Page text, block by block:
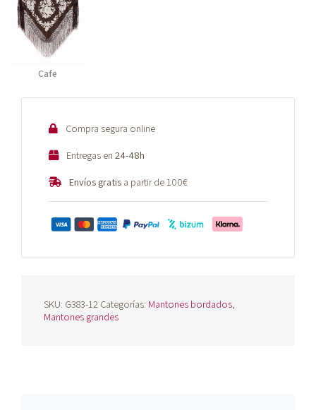
Cafe
Compra segura online
Entregas en24-48h
Envíos gratis a partir de 100€
SKU: G383-12 Categorías: Mantones bordados,
Mantones grandes